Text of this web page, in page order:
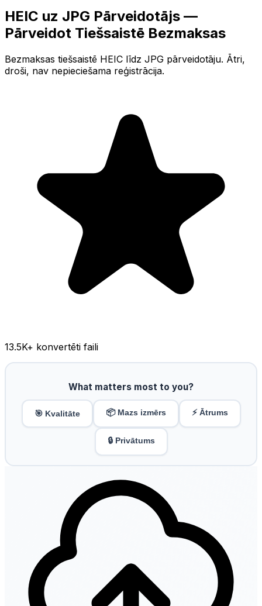
HEIC uz JPG Pārveidotājs —
Pārveidot Tiešsaistē Bezmaksas
Bezmaksas tiešsaistē HEIC līdz JPG pārveidotāju. Ātri,
droši, nav nepieciešama reģistrācija.
13.5K+ konvertēti faili
What matters most to you?
🎯 Kvalitāte 📦 Mazs izmērs ⚡ Ātrums
🔒 Privātums